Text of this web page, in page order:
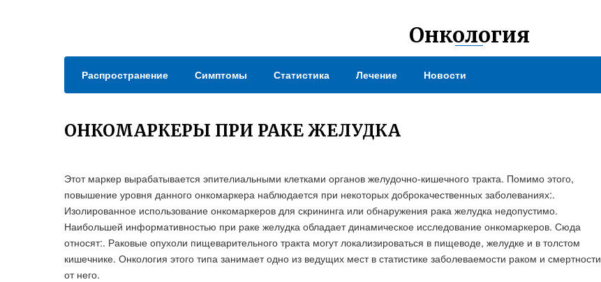
Онкология
Распространение Симптомы Статистика Лечение Новости
ОНКОМАРКЕРЫ ПРИ РАКЕ ЖЕЛУДКА
Этот маркер вырабатывается эпителиальными клетками органов желудочно-кишечного тракта. Помимо этого,
повышение уровня данного онкомаркера наблюдается при некоторых доброкачественных заболеваниях:.
Изолированное использование онкомаркеров для скрининга или обнаружения рака желудка недопустимо.
Наибольшей информативностью при раке желудка обладает динамическое исследование онкомаркеров. Сюда
относят:. Раковые опухоли пищеварительного тракта могут локализироваться в пищеводе, желудке и в толстом
кишечнике. Онкология этого типа занимает одно из ведущих мест в статистике заболеваемости раком и смертности
от него.